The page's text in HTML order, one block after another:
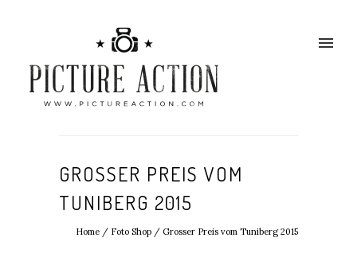
GROSSER PREIS VOM
TUNIBERG 2015
Home / Foto Shop / Grosser Preis vom Tuniberg 2015